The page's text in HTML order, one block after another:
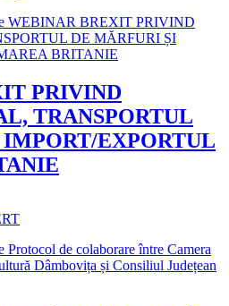
PRIVIND
TRANSPORTUL
EXPORTUL